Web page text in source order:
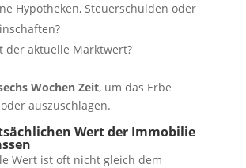
Hypotheken, Steuerschulden oder
der aktuelle Marktwert?
Wochen Zeit, um das Erbe
auszuschlagen.
Wert der Immobilie
Wert ist oft nicht gleich dem